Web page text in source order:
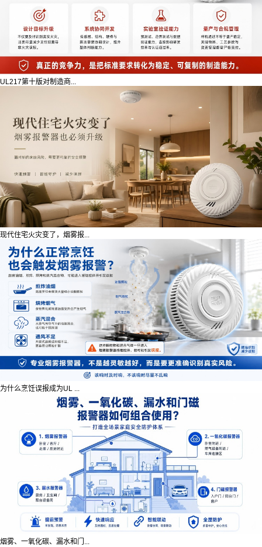
UL217第十版对制造商...
现代住宅火灾变了，烟雾报...
为什么烹饪误报成为UL ...
烟雾、一氧化碳、漏水和门...